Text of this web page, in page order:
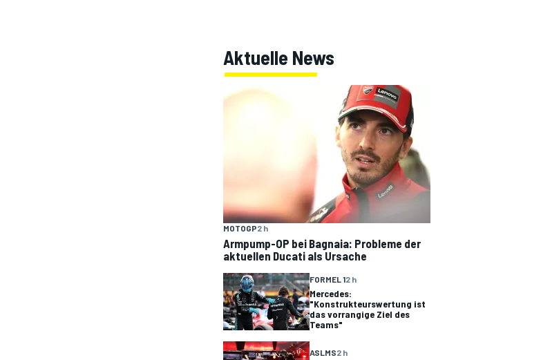
Aktuelle News
MOTOGP2 h
Armpump-OP bei Bagnaia: Probleme der
aktuellen Ducati als Ursache
FORMEL 12 h
Mercedes:
"Konstrukteurswertung ist
das vorrangige Ziel des
Teams"
ASLMS2 h